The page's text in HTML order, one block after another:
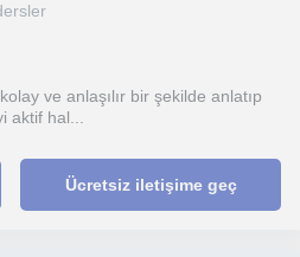
ve anlaşılır bir şekilde anlatıp
aktif hal...
Ücretsiz iletişime geç